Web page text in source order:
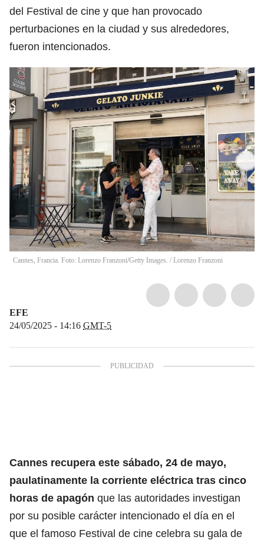
del Festival de cine y que han provocado
perturbaciones en la ciudad y sus alrededores,
fueron intencionados.
Cannes, Francia. Foto: Lorenzo Franzoni/Getty Images. / Lorenzo Franzoni
EFE
24/05/2025 - 14:16 GMT-5
Cannes recupera este sábado, 24 de mayo,
paulatinamente la corriente eléctrica tras cinco
horas de apagón que las autoridades investigan
por su posible carácter intencionado el día en el
que el famoso Festival de cine celebra su gala de